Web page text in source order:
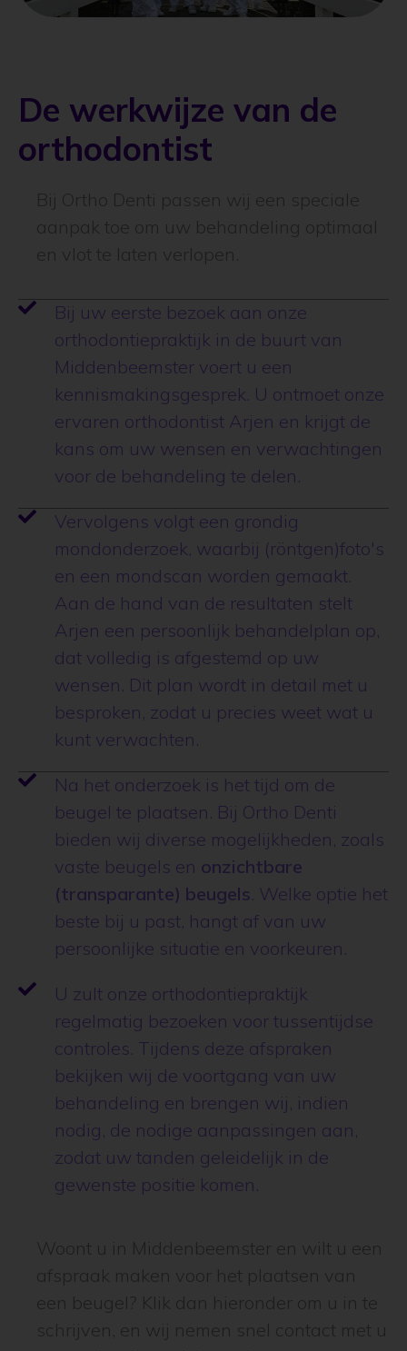
De werkwijze van de
orthodontist
Bij uw eerste bezoek aan onze
orthodontiepraktijk in de buurt van
Middenbeemster voert u een
kennismakingsgesprek. U ontmoet onze
ervaren orthodontist Arjen en krijgt de
kans om uw wensen en verwachtingen
voor de behandeling te delen.
Vervolgens volgt een grondig
mondonderzoek, waarbij (röntgen)foto's
en een mondscan worden gemaakt.
Aan de hand van de resultaten stelt
Arjen een persoonlijk behandelplan op,
dat volledig is afgestemd op uw
wensen. Dit plan wordt in detail met u
besproken, zodat u precies weet wat u
kunt verwachten.
Na het onderzoek is het tijd om de
beugel te plaatsen. Bij Ortho Denti
bieden wij diverse mogelijkheden, zoals
vaste beugels en onzichtbare
(transparante) beugels. Welke optie het
beste bij u past, hangt af van uw
persoonlijke situatie en voorkeuren.
U zult onze orthodontiepraktijk
regelmatig bezoeken voor tussentijdse
controles. Tijdens deze afspraken
bekijken wij de voortgang van uw
behandeling en brengen wij, indien
nodig, de nodige aanpassingen aan,
zodat uw tanden geleidelijk in de
gewenste positie komen.